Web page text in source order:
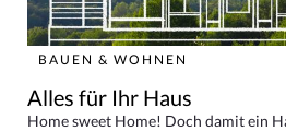
BAUEN & WOHNEN
Alles für Ihr Haus
Home sweet Home! Doch damit ein